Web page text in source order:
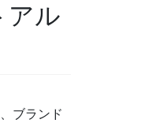
アル
ブランド